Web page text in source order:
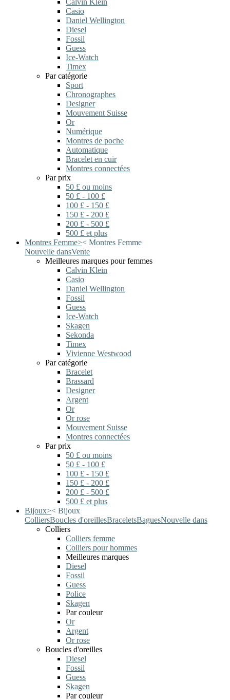
Calvin Klein
Casio
Daniel Wellington
Diesel
Fossil
Guess
Ice-Watch
Timex
Par catégorie
Sport
Chronographes
Designer
Mouvement Suisse
Or
Numérique
Montres de poche
Automatique
Bracelet en cuir
Montres connectées
Par prix
50 £ ou moins
50 £ - 100 £
100 £ - 150 £
150 £ - 200 £
200 £ - 500 £
500 £ et plus
Montres Femme>< Montres Femme
Nouvelle dansVente
Meilleures marques pour femmes
Calvin Klein
Casio
Daniel Wellington
Fossil
Guess
Ice-Watch
Skagen
Sekonda
Timex
Vivienne Westwood
Par catégorie
Bracelet
Brassard
Designer
Argent
Or
Or rose
Mouvement Suisse
Montres connectées
Par prix
50 £ ou moins
50 £ - 100 £
100 £ - 150 £
150 £ - 200 £
200 £ - 500 £
500 £ et plus
Bijoux>< Bijoux
ColliersBoucles d'oreillesBraceletsBaguesNouvelle dans
Colliers
Colliers femme
Colliers pour hommes
Meilleures marques
Diesel
Fossil
Guess
Police
Skagen
Par couleur
Or
Argent
Or rose
Boucles d'oreilles
Diesel
Fossil
Guess
Skagen
Par couleur